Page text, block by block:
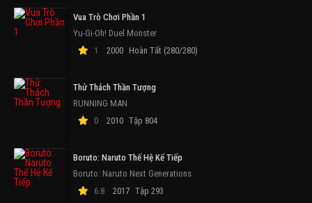
Vua Trò Chơi Phần 1
Yu-Gi-Oh! Duel Monster
1
2000 Hoàn Tất (280/280)
Thử Thách Thần Tượng
RUNNING MAN
0
2010 Tập 804
Boruto: Naruto Thế Hệ Kế Tiếp
Boruto: Naruto Next Generations
6.8
2017 Tập 293